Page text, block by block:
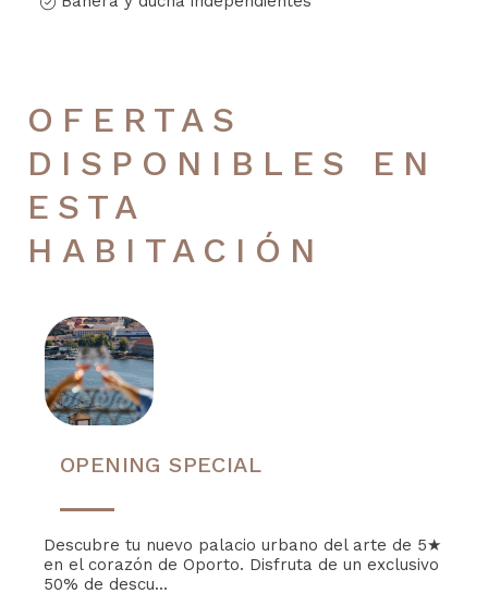
OFERTAS
DISPONIBLES EN
ESTA
HABITACIÓN
OPENING SPECIAL
Descubre tu nuevo palacio urbano del arte de 5★
en el corazón de Oporto. Disfruta de un exclusivo
50% de descu...